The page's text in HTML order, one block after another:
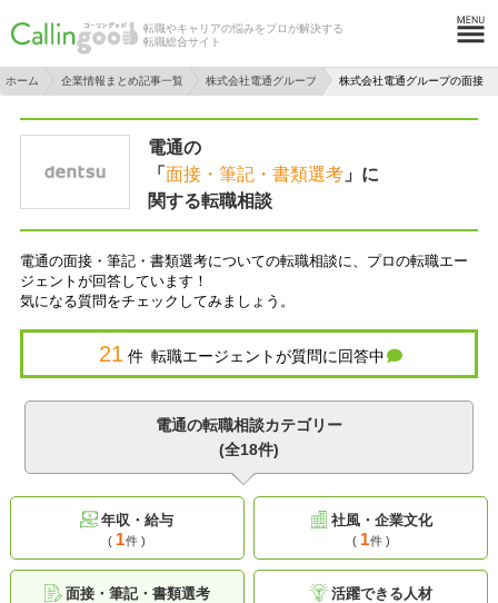
転職やキャリアの悩みをプロが解決する
転職総合サイト
ホーム 企業情報まとめ記事一覧 株式会社電通グループ 株式会社電通グループの面接・
電通の
「 面接・筆記・書類選考」に
関する転職相談
電通の面接・筆記・書類選考についての転職相談に、プロの転職エー
ジェントが回答しています！
気になる質問をチェックしてみましょう。
21 件 転職エージェントが質問に回答中
電通の転職相談カテゴリー
(全18件)
年収・給与
( 1件 )
社風・企業文化
( 1件 )
面接・筆記・書類選考 活躍できる人材